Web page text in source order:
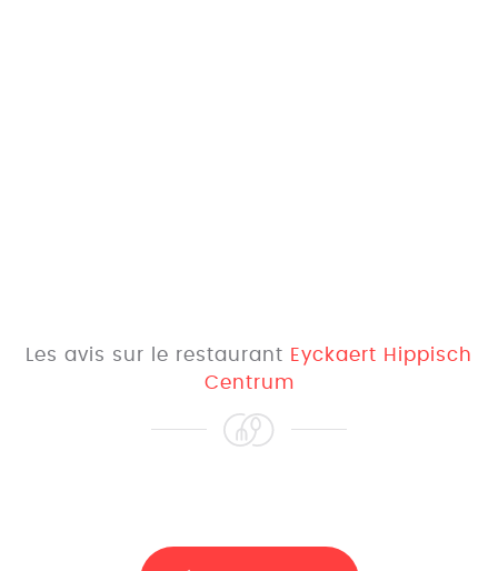
Les avis sur le restaurant Eyckaert Hippisch
Centrum